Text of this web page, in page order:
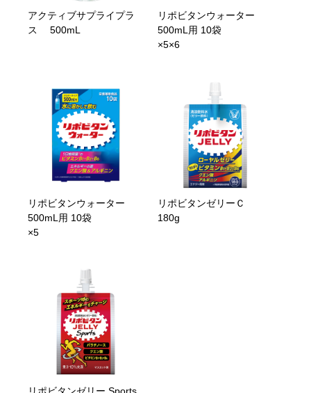
アクティブサプライプラ
ス 500mL
リポビタンウォーター
500mL用 10袋
×5×6
リポビタンウォーター
500mL用 10袋
×5
リポビタンゼリーＣ
180g
リポビタンゼリー Sports